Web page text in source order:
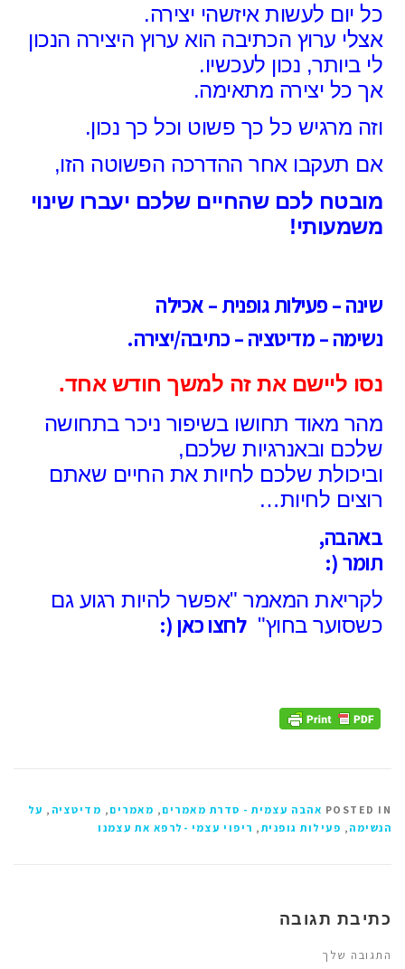
כל יום לעשות איזשהי יצירה.
אצלי ערוץ הכתיבה הוא ערוץ היצירה הנכון
לי ביותר, נכון לעכשיו.
אך כל יצירה מתאימה.
וזה מרגיש כל כך פשוט וכל כך נכון.
אם תעקבו אחר ההדרכה הפשוטה הזו,
מובטח לכם שהחיים שלכם יעברו שינוי
משמעותי!
שינה – פעילות גופנית – אכילה
נשימה – מדיטציה – כתיבה/יצירה.
נסו ליישם את זה למשך חודש אחד.
מהר מאוד תחושו בשיפור ניכרבתחושה
שלכם ובאנרגיות שלכם,
וביכולת שלכם לחיות את החיים שאתם
רוצים לחיות…
באהבה,
תומר (:
לקריאת המאמר "אפשר להיות רגוע גם
כשסוער בחוץ"לחצו כאן (:
POSTED IN אהבה עצמית - סדרת מאמרים , מאמרים , מדיטציה , על
הנשימה , פעילות גופנית , ריפוי עצמי -לרפא את עצמנו
כתיבת תגובה
התגובה שלך